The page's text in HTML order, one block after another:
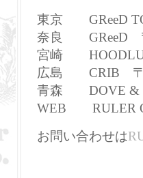
東京 GReeD
奈良 GReeD 〒
宮崎
広島 CRIB 〒
青森 DOVE &
WEB RULER
お問い合わせは